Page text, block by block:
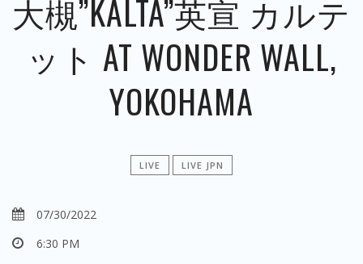
大槻”KALTA”英宣 カルテ
ット AT WONDER WALL,
YOKOHAMA
LIVE LIVE JPN
07/30/2022
6:30 PM